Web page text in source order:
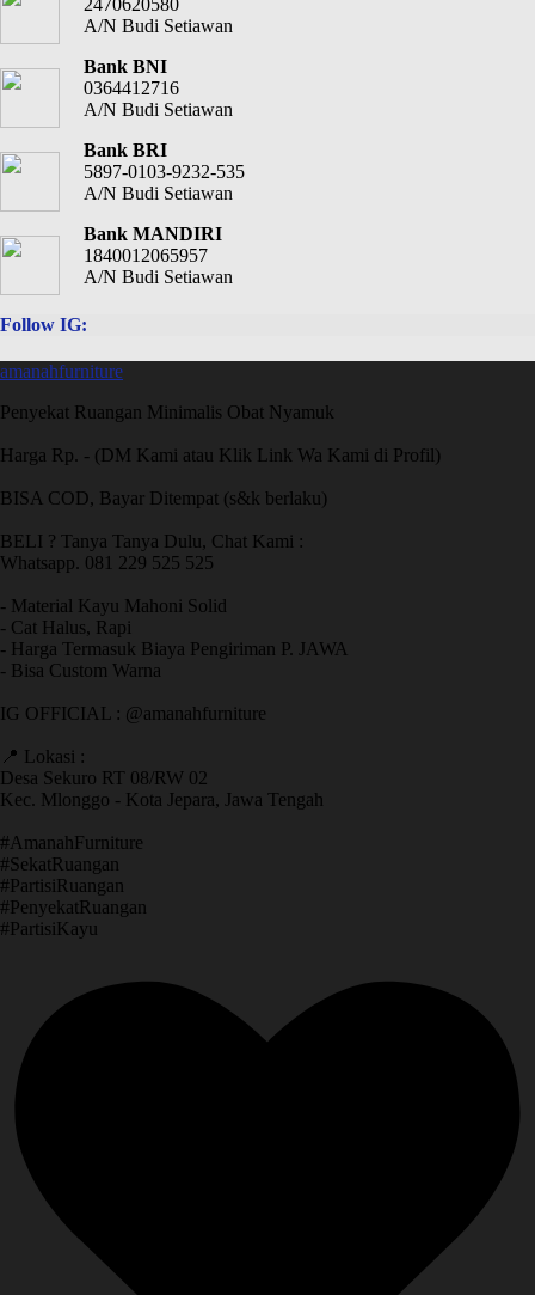
2470620580
A/N Budi Setiawan
Bank BNI
0364412716
A/N Budi Setiawan
Bank BRI
5897-0103-9232-535
A/N Budi Setiawan
Bank MANDIRI
1840012065957
A/N Budi Setiawan
Follow IG:
amanahfurniture
Penyekat Ruangan Minimalis Obat Nyamuk
Harga Rp. - (DM Kami atau Klik Link Wa Kami di Profil)
BISA COD, Bayar Ditempat (s&k berlaku)
BELI ? Tanya Tanya Dulu, Chat Kami :
Whatsapp. 081 229 525 525
- Material Kayu Mahoni Solid
- Cat Halus, Rapi
- Harga Termasuk Biaya Pengiriman P. JAWA
- Bisa Custom Warna
IG OFFICIAL : @amanahfurniture
📍 Lokasi :
Desa Sekuro RT 08/RW 02
Kec. Mlonggo - Kota Jepara, Jawa Tengah
​#AmanahFurniture
​#SekatRuangan
​#PartisiRuangan
​#PenyekatRuangan
​#PartisiKayu